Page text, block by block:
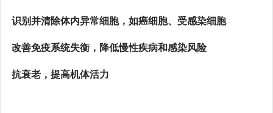
识别并清除体内异常细胞，如癌细胞、受感染细胞
改善免疫系统失衡，降低慢性疾病和感染风险
抗衰老，提高机体活力